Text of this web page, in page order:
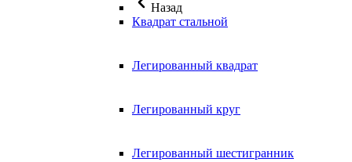
Назад
Квадрат стальной
Легированный квадрат
Легированный круг
Легированный шестигранник